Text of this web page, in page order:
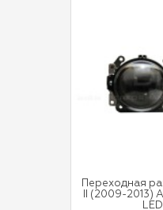
Переходная
II (2009-2013)